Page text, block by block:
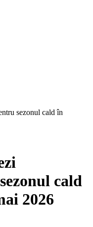
sezonul cald în
cald
2026